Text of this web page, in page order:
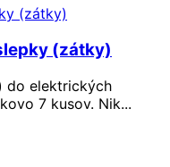
(zátky)
do elektrických
7 kusov. Nik...